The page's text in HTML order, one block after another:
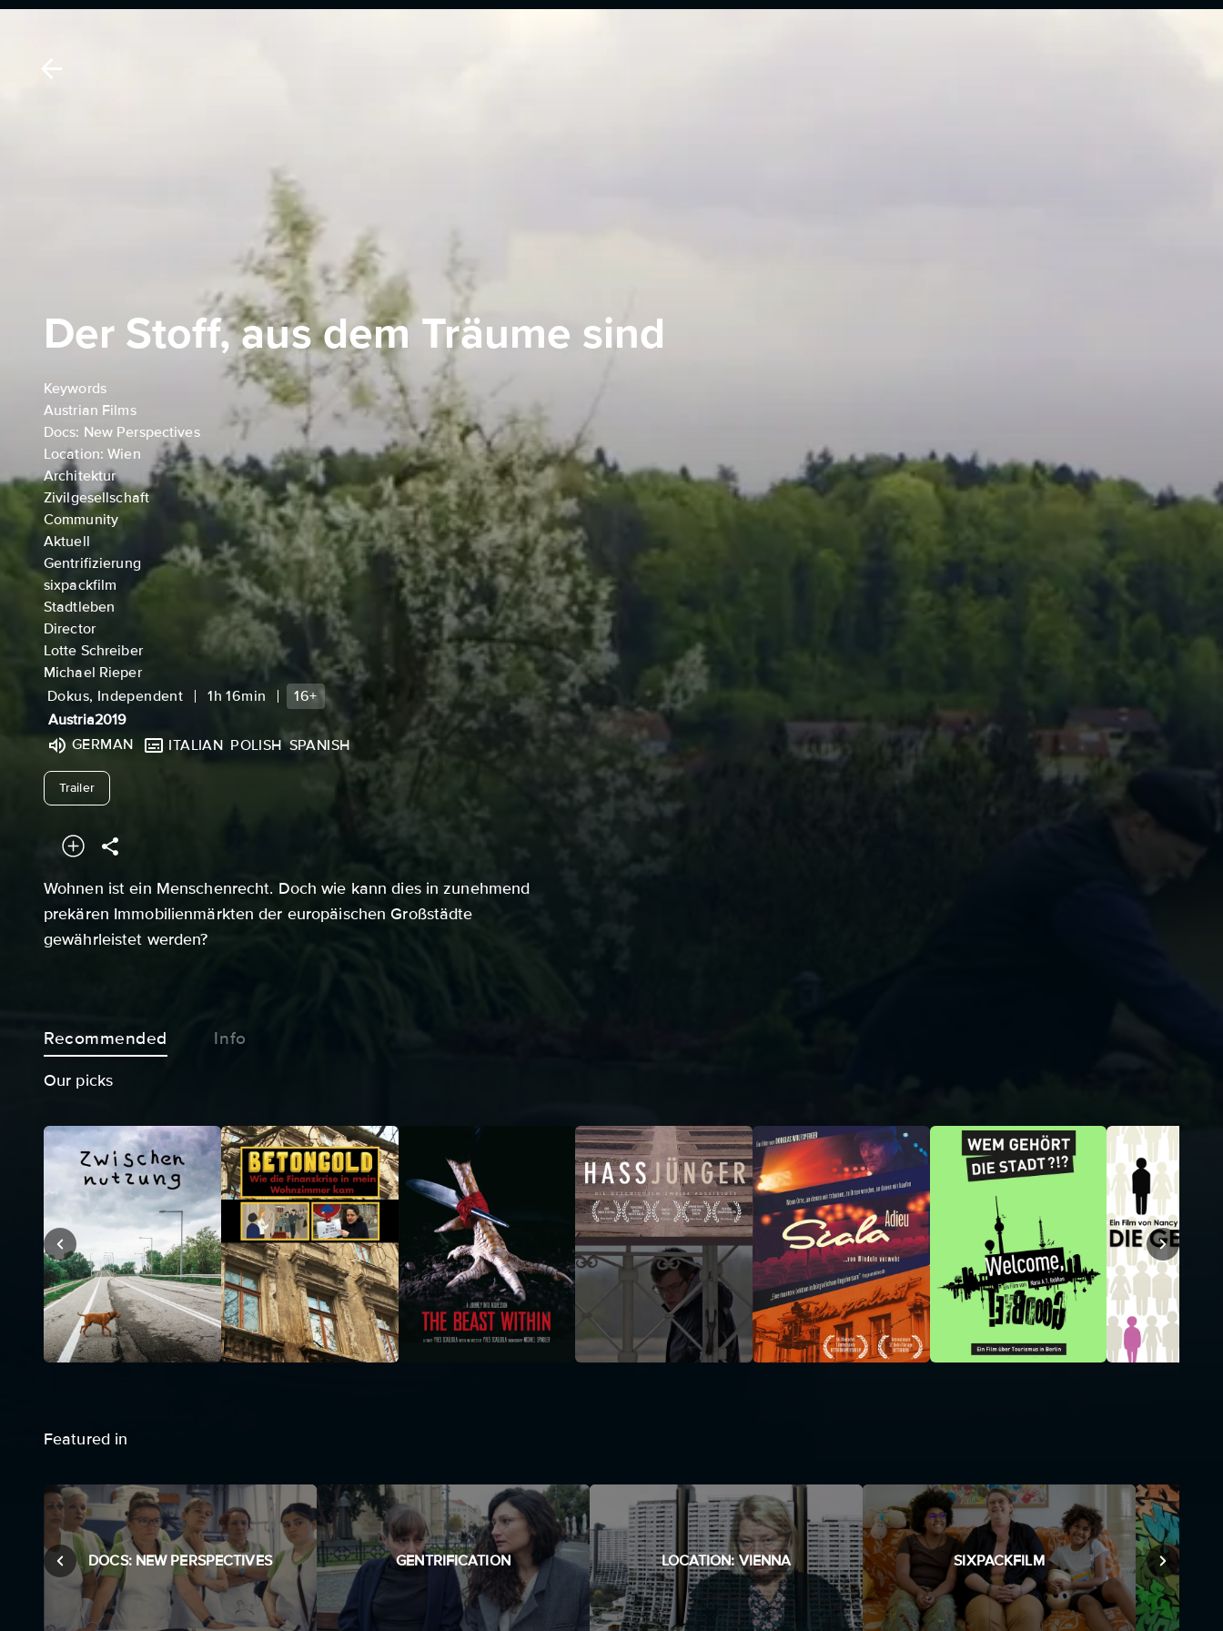
Der Stoff, aus dem Träume sind
Keywords
Austrian Films
Docs: New Perspectives
Location: Wien
Architektur
Zivilgesellschaft
Community
Aktuell
Gentrifizierung
sixpackfilm
Stadtleben
Director
Lotte Schreiber
Michael Rieper
Dokus, Independent
1h 16min
16+
Austria2019
GERMAN
ITALIAN POLISH SPANISH
Trailerundefined
Wohnen ist ein Menschenrecht. Doch wie kann dies in zunehmend
prekären Immobilienmärkten der europäischen Großstädte
gewährleistet werden?
Recommended Info
Our picks
Featured in
DOCS: NEW PERSPECTIVES GENTRIFICATION LOCATION: VIENNA SIXPACKFILM